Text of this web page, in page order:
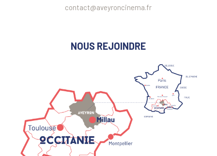
contact@aveyroncinema.fr
NOUS REJOINDRE